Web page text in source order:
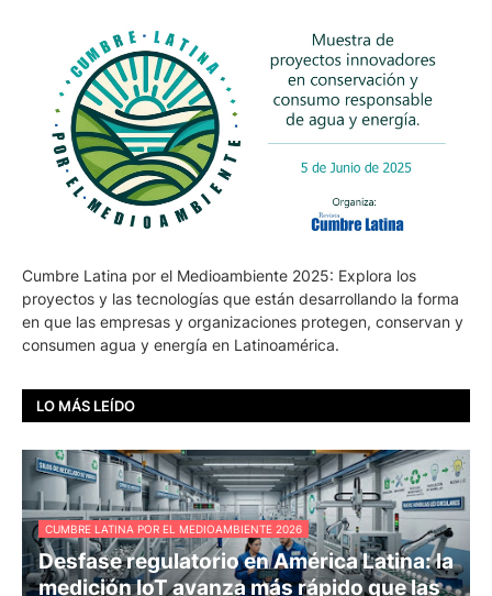
Cumbre Latina por el Medioambiente 2025: Explora los
proyectos y las tecnologías que están desarrollando la forma
en que las empresas y organizaciones protegen, conservan y
consumen agua y energía en Latinoamérica.
LO MÁS LEÍDO
CUMBRE LATINA POR EL MEDIOAMBIENTE 2026
Desfase regulatorio en América Latina: la
medición IoT avanza más rápido que las